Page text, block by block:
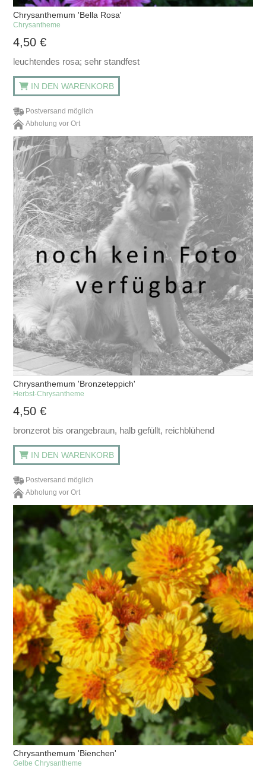
Chrysanthemum 'Bella Rosa'
Chrysantheme
4,50€
leuchtendes rosa; sehr standfest
IN DEN WARENKORB
Postversand möglich
Abholung vor Ort
Chrysanthemum 'Bronzeteppich'
Herbst-Chrysantheme
4,50€
bronzerot bis orangebraun, halb gefüllt, reichblühend
IN DEN WARENKORB
Postversand möglich
Abholung vor Ort
Chrysanthemum 'Bienchen'
Gelbe Chrysantheme